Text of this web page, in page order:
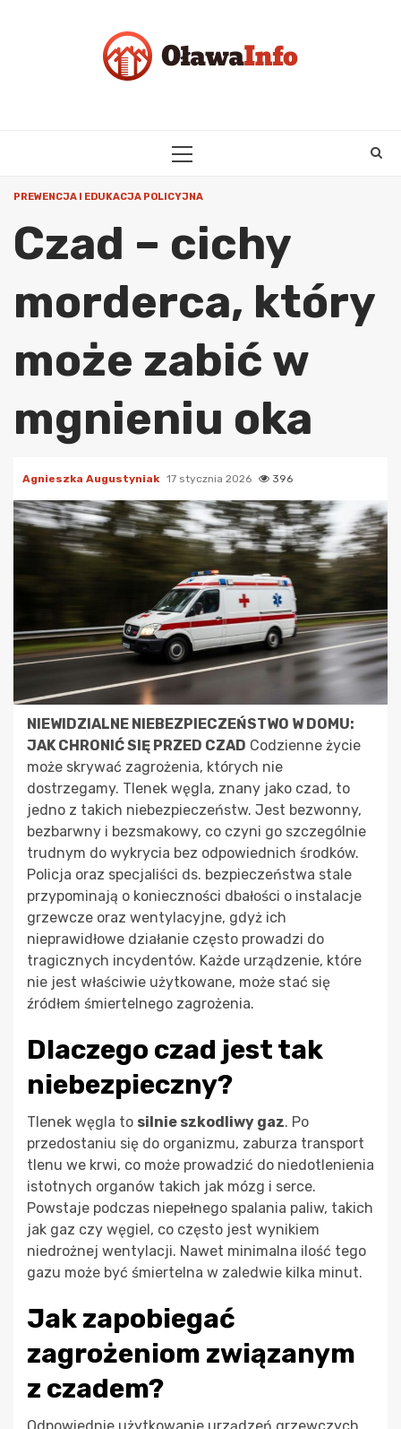
PRIMARY
PREWENCJA I EDUKACJA POLICYJNA
Czad – cichy
morderca, który
może zabić w
mgnieniu oka
Agnieszka Augustyniak 17 stycznia 2026 396
NIEWIDZIALNE NIEBEZPIECZEŃSTWO W DOMU:
JAK CHRONIĆ SIĘ PRZED CZAD Codzienne życie
może skrywać zagrożenia, których nie
dostrzegamy. Tlenek węgla, znany jako czad, to
jedno z takich niebezpieczeństw. Jest bezwonny,
bezbarwny i bezsmakowy, co czyni go szczególnie
trudnym do wykrycia bez odpowiednich środków.
Policja oraz specjaliści ds. bezpieczeństwa stale
przypominają o konieczności dbałości o instalacje
grzewcze oraz wentylacyjne, gdyż ich
nieprawidłowe działanie często prowadzi do
tragicznych incydentów. Każde urządzenie, które
nie jest właściwie użytkowane, może stać się
źródłem śmiertelnego zagrożenia.
Dlaczego czad jest tak
niebezpieczny?
Tlenek węgla to silnie szkodliwy gaz. Po
przedostaniu się do organizmu, zaburza transport
tlenu we krwi, co może prowadzić do niedotlenienia
istotnych organów takich jak mózg i serce.
Powstaje podczas niepełnego spalania paliw, takich
jak gaz czy węgiel, co często jest wynikiem
niedrożnej wentylacji. Nawet minimalna ilość tego
gazu może być śmiertelna w zaledwie kilka minut.
Jak zapobiegać
zagrożeniom związanym
z czadem?